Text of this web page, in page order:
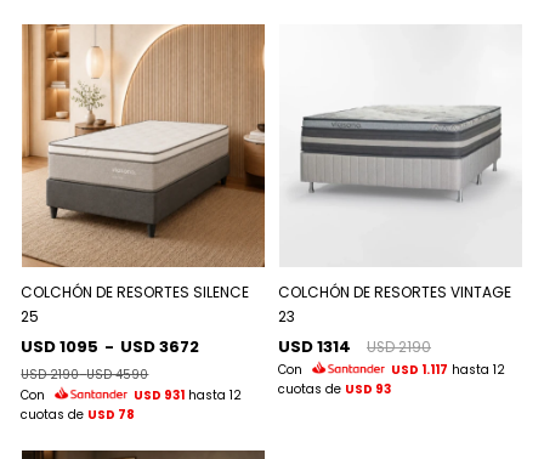
COLCHÓN DE RESORTES SILENCE
25
USD 1095 - USD 3672
USD 2190-USD 4590
Con
USD 931 hasta 12
cuotas de USD 78
COLCHÓN DE RESORTES VINTAGE
23
USD 1314 USD 2190
Con USD 1.117 hasta 12
cuotas de USD 93